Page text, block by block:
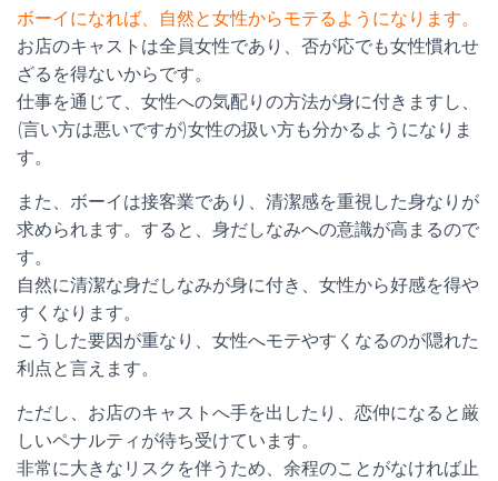
ボーイになれば、自然と女性からモテるようになります。
お店のキャストは全員女性であり、否が応でも女性慣れせ
ざるを得ないからです。
仕事を通じて、女性への気配りの方法が身に付きますし、
(言い方は悪いですが)女性の扱い方も分かるようになりま
す。
また、ボーイは接客業であり、清潔感を重視した身なりが
求められます。すると、身だしなみへの意識が高まるので
す。
自然に清潔な身だしなみが身に付き、女性から好感を得や
すくなります。
こうした要因が重なり、女性へモテやすくなるのが隠れた
利点と言えます。
ただし、お店のキャストへ手を出したり、恋仲になると厳
しいペナルティが待ち受けています。
非常に大きなリスクを伴うため、余程のことがなければ止